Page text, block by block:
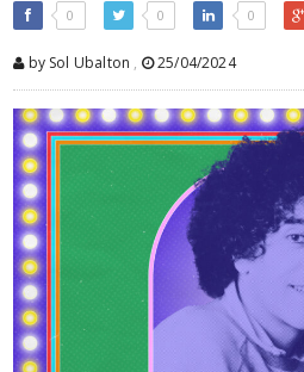
0 0 0
by Sol Ubalton , 25/04/2024